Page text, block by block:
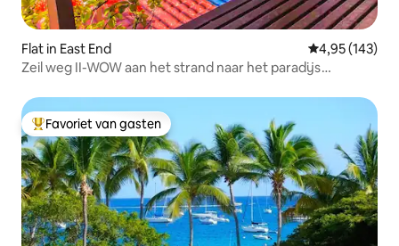
Flat in East End Gemiddelde
4,95 (143)
Zeil weg II-WOW aan het strand naar het paradijs
Topfavoriet van gasten
Favoriet van gasten